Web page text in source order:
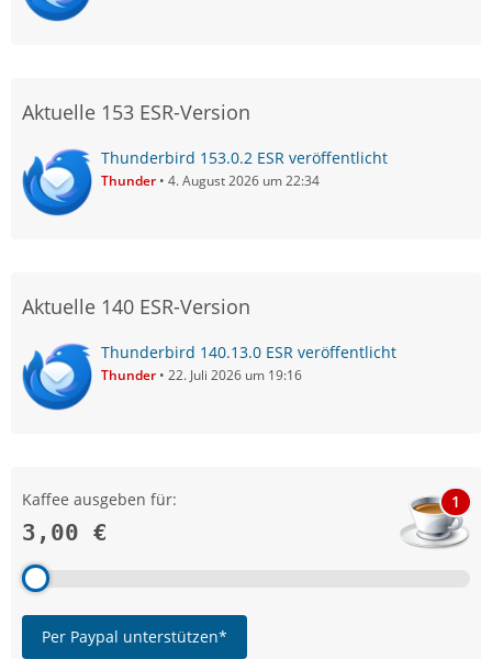
Aktuelle 153 ESR-Version
Thunderbird 153.0.2 ESR veröffentlicht
Thunder 4. August 2026 um 22:34
Aktuelle 140 ESR-Version
Thunderbird 140.13.0 ESR veröffentlicht
Thunder 22. Juli 2026 um 19:16
Kaffee ausgeben für:
3,00 €
1
Per Paypal unterstützen*